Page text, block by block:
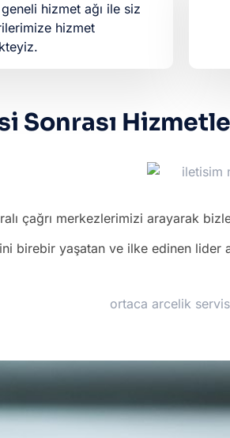
hizmet ağı ile siz
hizmet
Sonrası
çağrı merkezlerimizi arayarak
birebir yaşatan ve ilke edinen lider